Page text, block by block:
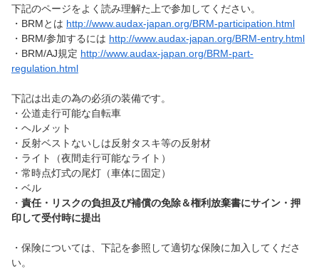
下記のページをよく読み理解た上で参加してください。
・BRMとは http://www.audax-japan.org/BRM-participation.html
・BRM/参加するには http://www.audax-japan.org/BRM-entry.html
・BRM/AJ規定 http://www.audax-japan.org/BRM-part-
regulation.html
下記は出走の為の必須の装備です。
・公道走行可能な自転車
・ヘルメット
・反射ベストないしは反射タスキ等の反射材
・ライト（夜間走行可能なライト）
・常時点灯式の尾灯（車体に固定）
・ベル
・ 責任・リスクの負担及び補償の免除＆権利放棄書にサイン・押
印して受付時に提出
・保険については、下記を参照して適切な保険に加入してくださ
い。